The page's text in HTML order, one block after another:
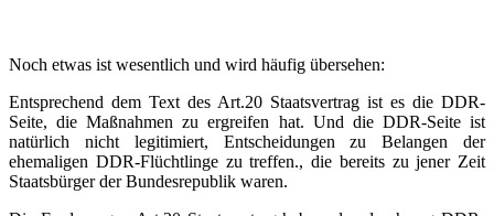
Noch etwas ist wesentlich und wird häufig übersehen:
Entsprechend dem Text des Art.20 Staatsvertrag ist es die DDR-
Seite, die Maßnahmen zu ergreifen hat. Und die DDR-Seite ist
natürlich nicht legitimiert, Entscheidungen zu Belangen der
ehemaligen DDR-Flüchtlinge zu treffen., die bereits zu jener Zeit
Staatsbürger der Bundesrepublik waren.